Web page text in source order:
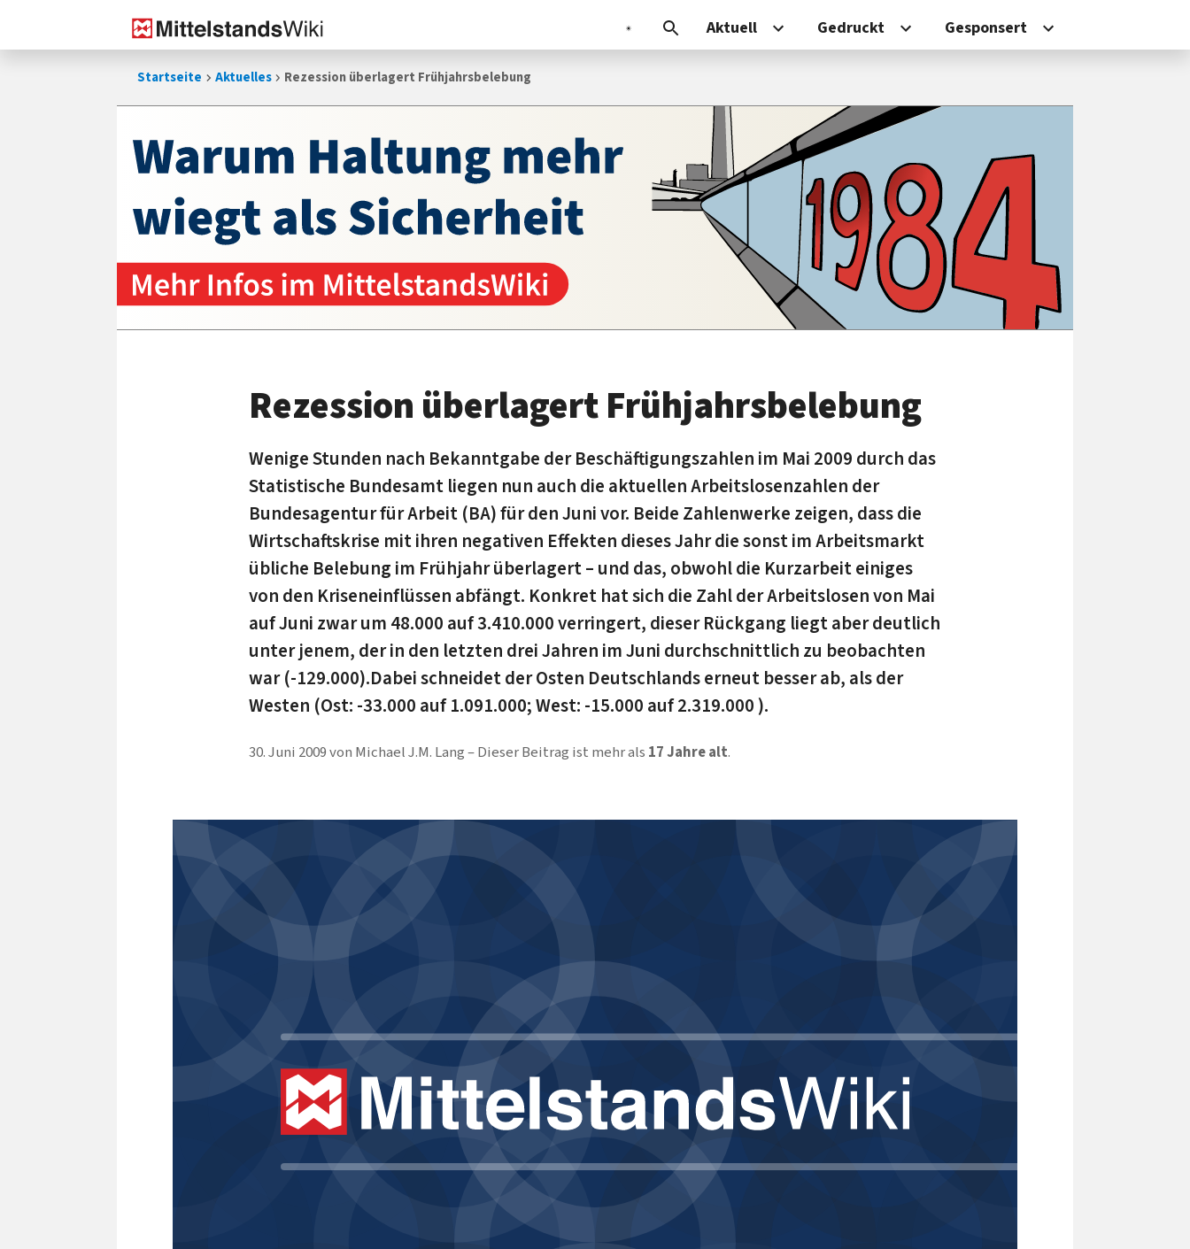
Aktuell Gedruckt Gesponsert
Startseite Aktuelles Rezession überlagert Frühjahrsbelebung
Rezession überlagert Frühjahrsbelebung
Wenige Stunden nach Bekanntgabe der Beschäftigungszahlen im Mai 2009 durch das
Statistische Bundesamt liegen nun auch die aktuellen Arbeitslosenzahlen der
Bundesagentur für Arbeit (BA) für den Juni vor. Beide Zahlenwerke zeigen, dass die
Wirtschaftskrise mit ihren negativen Effekten dieses Jahr die sonst im Arbeitsmarkt
übliche Belebung im Frühjahr überlagert – und das, obwohl die Kurzarbeit einiges
von den Kriseneinflüssen abfängt. Konkret hat sich die Zahl der Arbeitslosen von Mai
auf Juni zwar um 48.000 auf 3.410.000 verringert, dieser Rückgang liegt aber deutlich
unter jenem, der in den letzten drei Jahren im Juni durchschnittlich zu beobachten
war (-129.000).Dabei schneidet der Osten Deutschlands erneut besser ab, als der
Westen (Ost: -33.000 auf 1.091.000; West: -15.000 auf 2.319.000 ).
30. Juni 2009von Michael J.M. Lang Dieser Beitrag ist mehr als 17 Jahre alt.